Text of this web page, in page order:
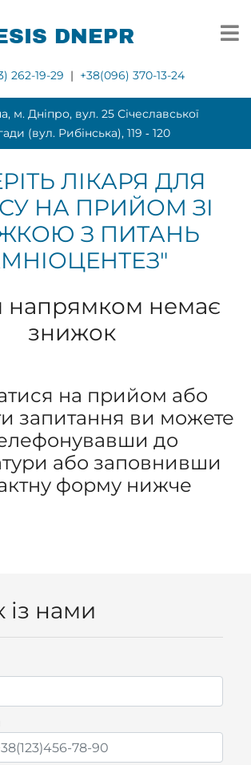
DNEPR
262-19-29 | +38(096) 370-13-24
м. Дніпро, вул. 25 Січеславської
(вул. Рибінська), 119 ‑ 120
ЛІКАРЯ ДЛЯ
НА ПРИЙОМ ЗІ
З ПИТАНЬ
напрямком немає
знижок
на прийом або
запитання ви можете
до
або заповнивши
форму нижче
із нами